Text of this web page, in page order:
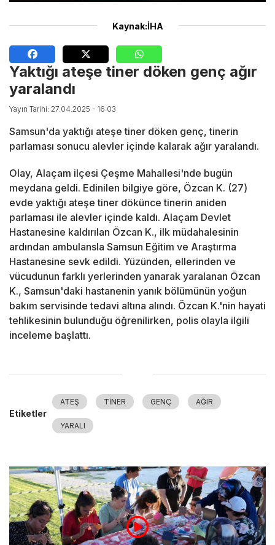
Kaynak:İHA
Yaktığı ateşe tiner döken genç ağır
yaralandı
Yayın Tarihi: 27.04.2025 - 16:03
Samsun'da yaktığı ateşe tiner döken genç, tinerin
parlaması sonucu alevler içinde kalarak ağır yaralandı.
Olay, Alaçam ilçesi Çeşme Mahallesi'nde bugün
meydana geldi. Edinilen bilgiye göre, Özcan K. (27)
evde yaktığı ateşe tiner dökünce tinerin aniden
parlaması ile alevler içinde kaldı. Alaçam Devlet
Hastanesine kaldırılan Özcan K., ilk müdahalesinin
ardından ambulansla Samsun Eğitim ve Araştırma
Hastanesine sevk edildi. Yüzünden, ellerinden ve
vücudunun farklı yerlerinden yanarak yaralanan Özcan
K., Samsun'daki hastanenin yanık bölümünün yoğun
bakım servisinde tedavi altına alındı. Özcan K.'nin hayati
tehlikesinin bulunduğu öğrenilirken, polis olayla ilgili
inceleme başlattı.
Etiketler
ATEŞ TİNER GENÇ AĞIR
YARALI